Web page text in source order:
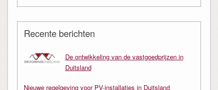
Recente berichten
De ontwikkeling van de vastgoedprijzen in
Duitsland
Nieuwe regelgeving voor PV-installaties in Duitsland